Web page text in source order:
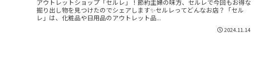
アウトレットショップ「セルレ」！節約主婦の味方、セルレで今回もお得な
掘り出し物を見つけたのでシェアします✨セルレってどんなお店？「セル
レ」は、化粧品や日用品のアウトレット品...
2024.11.14